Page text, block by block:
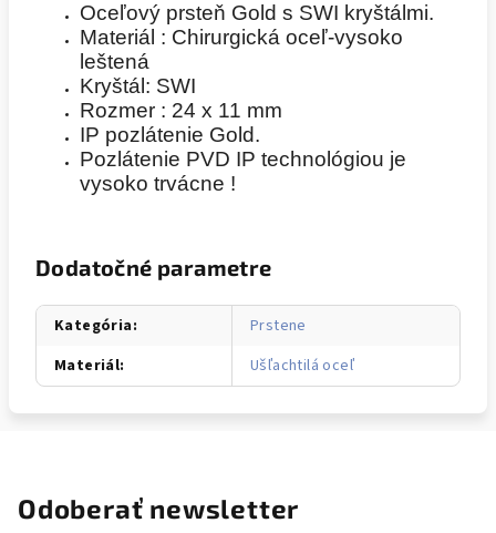
Oceľový prsteň Gold s SWI kryštálmi.
Materiál : Chirurgická oceľ-vysoko
leštená
Kryštál: SWI
Rozmer : 24 x 11 mm
IP pozlátenie Gold.
Pozlátenie PVD IP technológiou je
vysoko trvácne !
Dodatočné parametre
Kategória:
Prstene
Materiál: Ušľachtilá oceľ
Odoberať newsletter